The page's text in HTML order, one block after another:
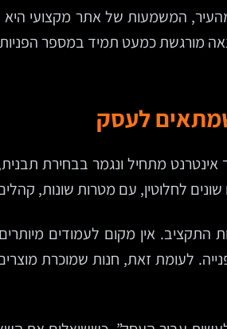
המשמעות של אתר מקצועי היא
מורגשת כמעט תמיד במספר
לעסק
מתחיל ונגמר בבחירת
אין מקום לעמודים
לעומת זאת, חנות שמוכרת